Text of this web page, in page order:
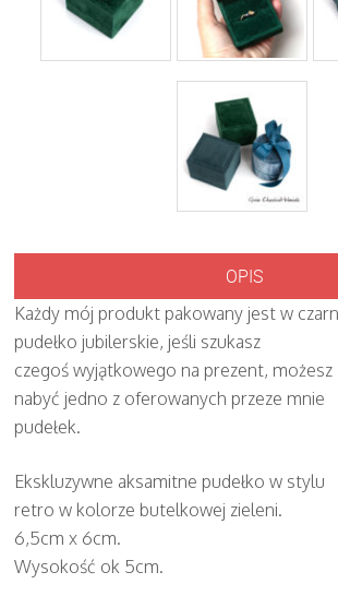
OPIS
Każdy mój produkt pakowany jest w
pudełko jubilerskie, jeśli szukasz
czegoś wyjątkowego na prezent, możesz
nabyć jedno z oferowanych przeze mnie
pudełek.
Ekskluzywne aksamitne pudełko w stylu
retro w kolorze butelkowej zieleni.
6,5cm x 6cm.
Wysokość ok 5cm.